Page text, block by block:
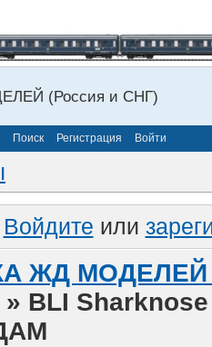
(Россия и СНГ)
Поиск Регистрация Войти
Войдите или
ЖД МОДЕЛЕЙ
» BLI